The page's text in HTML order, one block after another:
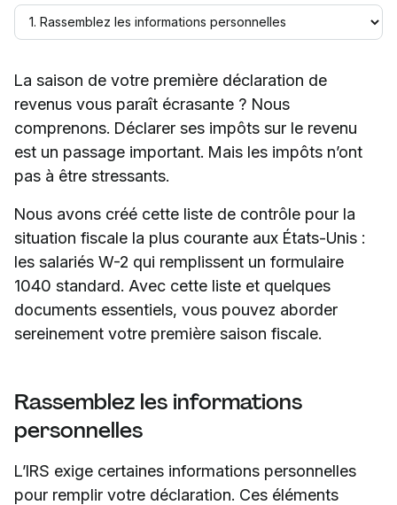
La saison de votre première déclaration de
revenus vous paraît écrasante ? Nous
comprenons. Déclarer ses impôts sur le revenu
est un passage important. Mais les impôts n’ont
pas à être stressants.
Nous avons créé cette liste de contrôle pour la
situation fiscale la plus courante aux États-Unis :
les salariés W-2 qui remplissent un formulaire
1040 standard. Avec cette liste et quelques
documents essentiels, vous pouvez aborder
sereinement votre première saison fiscale.
Rassemblez les informations
personnelles
L’IRS exige certaines informations personnelles
pour remplir votre déclaration. Ces éléments